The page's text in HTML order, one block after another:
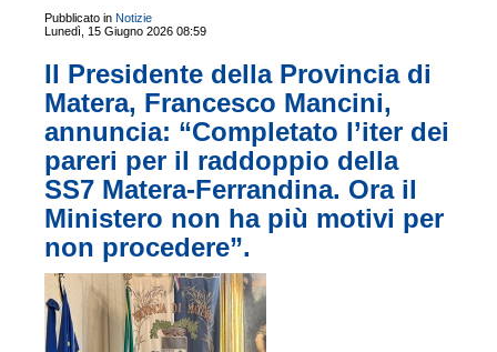
Pubblicato in Notizie
Lunedì, 15 Giugno 2026 08:59
Il Presidente della Provincia di
Matera, Francesco Mancini,
annuncia: “Completato l’iter dei
pareri per il raddoppio della
SS7 Matera-Ferrandina. Ora il
Ministero non ha più motivi per
non procedere”.